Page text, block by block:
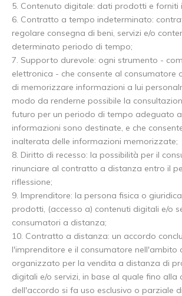
5. Contenuto digitale: dati prodotti e forniti
6. Contratto a tempo indeterminato:
regolare consegna di beni, servizi e/o
determinato periodo di tempo;
7. Supporto durevole: ogni strumento -
elettronica - che consente al consumatore
di memorizzare informazioni a lui
modo da renderne possibile la
futuro per un periodo di tempo adeguato
informazioni sono destinate, e che
inalterata delle informazioni memorizzate;
8. Diritto di recesso: la possibilità per il
rinunciare al contratto a distanza entro il
riflessione;
9. Imprenditore: la persona fisica o
prodotti, (accesso a) contenuti digitali e/o
consumatori a distanza;
10. Contratto a distanza: un accordo
l'imprenditore e il consumatore nell'ambito
organizzato per la vendita a distanza di
digitali e/o servizi, in base al quale fino alla
dell'accordo si fa uso esclusivo o parziale